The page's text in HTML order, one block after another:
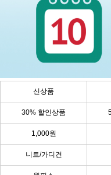
신상품
30% 할인상품
1,000원
니트/가디건